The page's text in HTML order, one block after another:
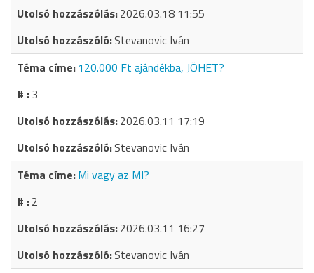
2026.03.18 11:55
Stevanovic Iván
120.000 Ft ajándékba, JÖHET?
3
2026.03.11 17:19
Stevanovic Iván
Mi vagy az MI?
2
2026.03.11 16:27
Stevanovic Iván